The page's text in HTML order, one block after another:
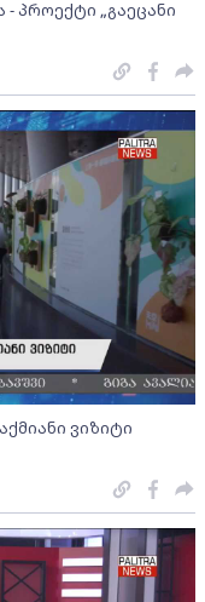
პროექტი „გაეცანი
ვიზიტი